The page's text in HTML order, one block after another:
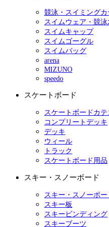
競泳・スイミング
スイムウェア・競泳
スイムキャップ
スイムゴーグル
スイムバッグ
arena
MIZUNO
speedo
スケートボード
スケートボードカ
コンプリートデッキ
デッキ
ウィール
トラック
スケートボード用品
スキー・スノーボード
スキー・スノーボ
スキー板
スキービンディング
スキーブーツ